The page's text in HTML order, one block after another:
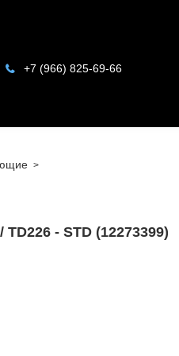
+7 (966) 825-69-66
- STD (12273399)